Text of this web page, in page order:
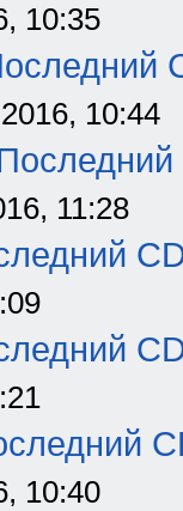
10:35
10:44
11:28
10:40